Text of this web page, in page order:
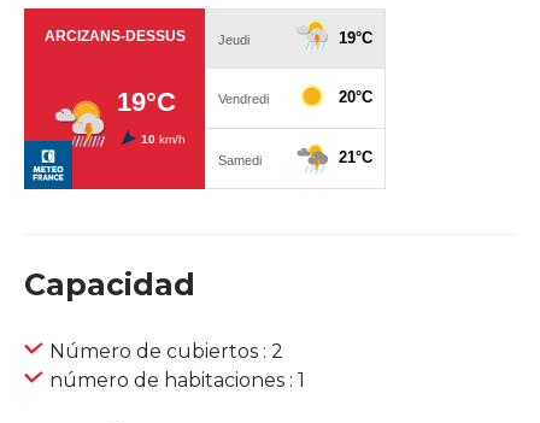
Capacidad
Número de cubiertos : 2
número de habitaciones : 1